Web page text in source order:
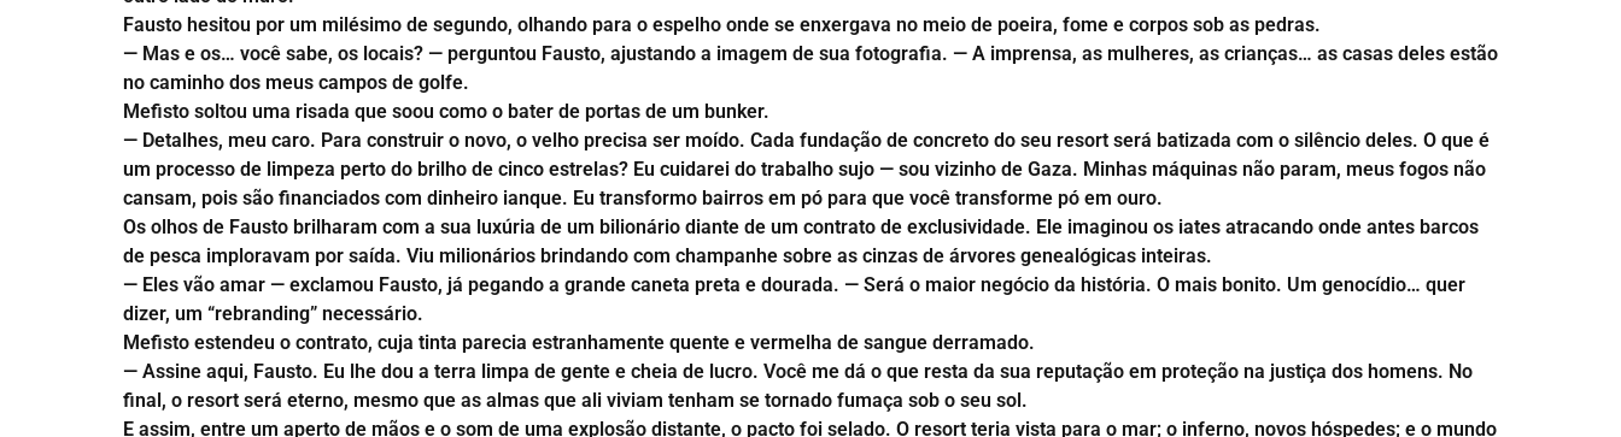
Fausto hesitou por um milésimo de segundo, olhando para o espelho onde se enxergava no meio de poeira, fome e corpos sob as pedras.
— Mas e os… você sabe, os locais? — perguntou Fausto, ajustando a imagem de sua fotografia. — A imprensa, as mulheres, as crianças… as casas deles estão
no caminho dos meus campos de golfe.
Mefisto soltou uma risada que soou como o bater de portas de um bunker.
— Detalhes, meu caro. Para construir o novo, o velho precisa ser moído. Cada fundação de concreto do seu resort será batizada com o silêncio deles. O que é
um processo de limpeza perto do brilho de cinco estrelas? Eu cuidarei do trabalho sujo — sou vizinho de Gaza. Minhas máquinas não param, meus fogos não
cansam, pois são financiados com dinheiro ianque. Eu transformo bairros em pó para que você transforme pó em ouro.
Os olhos de Fausto brilharam com a sua luxúria de um bilionário diante de um contrato de exclusividade. Ele imaginou os iates atracando onde antes barcos
de pesca imploravam por saída. Viu milionários brindando com champanhe sobre as cinzas de árvores genealógicas inteiras.
— Eles vão amar — exclamou Fausto, já pegando a grande caneta preta e dourada. — Será o maior negócio da história. O mais bonito. Um genocídio… quer
dizer, um “rebranding” necessário.
Mefisto estendeu o contrato, cuja tinta parecia estranhamente quente e vermelha de sangue derramado.
— Assine aqui, Fausto. Eu lhe dou a terra limpa de gente e cheia de lucro. Você me dá o que resta da sua reputação em proteção na justiça dos homens. No
final, o resort será eterno, mesmo que as almas que ali viviam tenham se tornado fumaça sob o seu sol.
E assim, entre um aperto de mãos e o som de uma explosão distante, o pacto foi selado. O resort teria vista para o mar; o inferno, novos hóspedes; e o mundo